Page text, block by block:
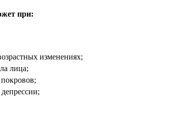
при:
изменениях;
лица;